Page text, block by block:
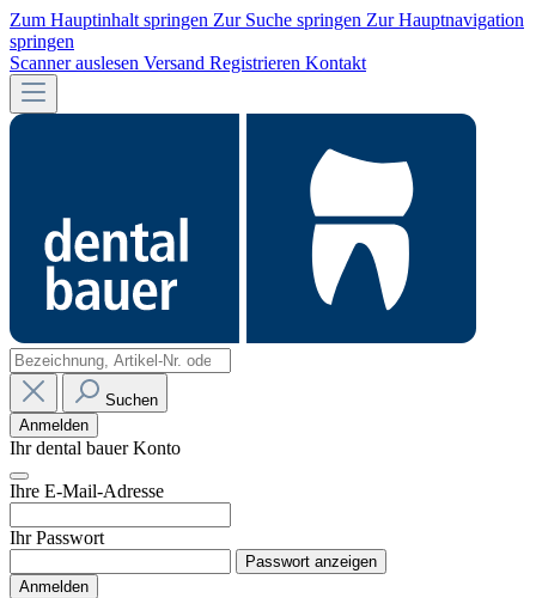
Zum Hauptinhalt springen Zur Suche springen Zur Hauptnavigation
springen
Scanner auslesen Versand Registrieren Kontakt
Suchen
Anmelden
Ihr dental bauer Konto
Ihre E-Mail-Adresse
Ihr Passwort
Passwort anzeigen
Anmelden